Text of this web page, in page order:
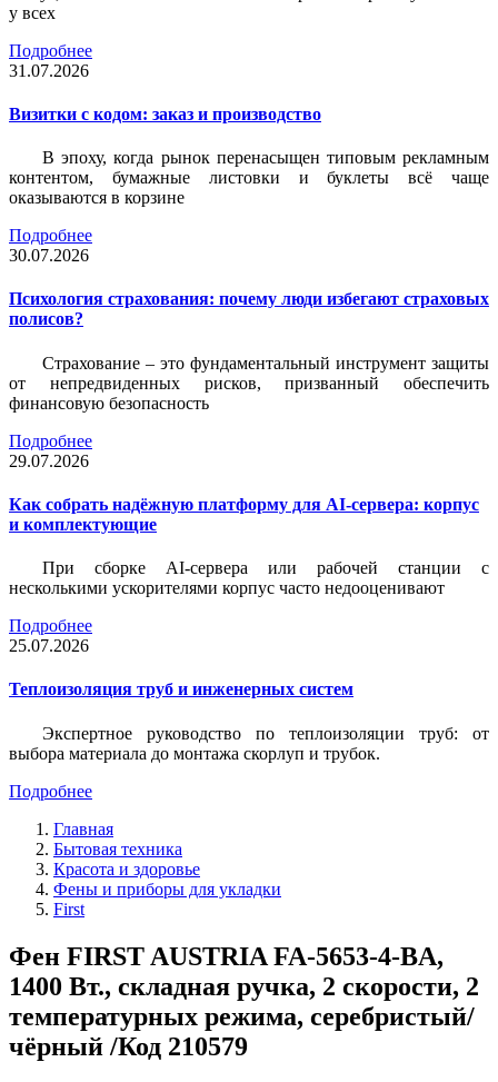
у всех
Подробнее
31.07.2026
Визитки c кодом: заказ и производство
В эпоху, когда рынок перенасыщен типовым рекламным
контентом, бумажные листовки и буклеты всё чаще
оказываются в корзине
Подробнее
30.07.2026
Психология страхования: почему люди избегают страховых
полисов?
Страхование – это фундаментальный инструмент защиты
от непредвиденных рисков, призванный обеспечить
финансовую безопасность
Подробнее
29.07.2026
Как собрать надёжную платформу для AI-сервера: корпус
и комплектующие
При сборке AI-сервера или рабочей станции с
несколькими ускорителями корпус часто недооценивают
Подробнее
25.07.2026
Теплоизоляция труб и инженерных систем
Экспертное руководство по теплоизоляции труб: от
выбора материала до монтажа скорлуп и трубок.
Подробнее
Главная
Бытовая техника
Красота и здоровье
Фены и приборы для укладки
First
Фен FIRST AUSTRIA FA-5653-4-BA,
1400 Вт., складная ручка, 2 скорости, 2
температурных режима, серебристый/
чёрный /Код 210579